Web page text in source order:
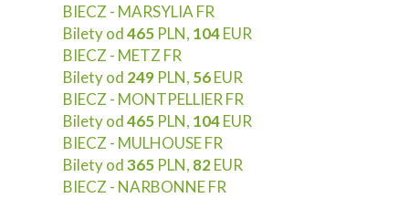
BIECZ - MARSYLIA FR
Bilety od465 PLN, 104EUR
BIECZ - METZ FR
Bilety od 249 PLN, 56EUR
BIECZ - MONTPELLIER FR
Bilety od465 PLN, 104EUR
BIECZ - MULHOUSE FR
Bilety od365 PLN, 82EUR
BIECZ - NARBONNE FR